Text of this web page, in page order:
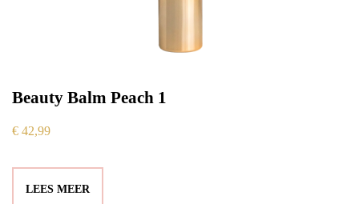
Beauty Balm Peach 1
€ 42,99
LEES MEER